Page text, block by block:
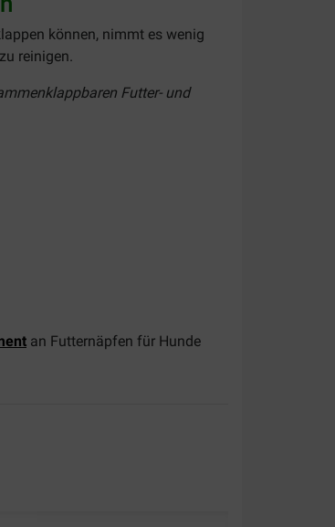
können, nimmt es wenig
reinigen.
Futter- und
an Futternäpfen für Hunde